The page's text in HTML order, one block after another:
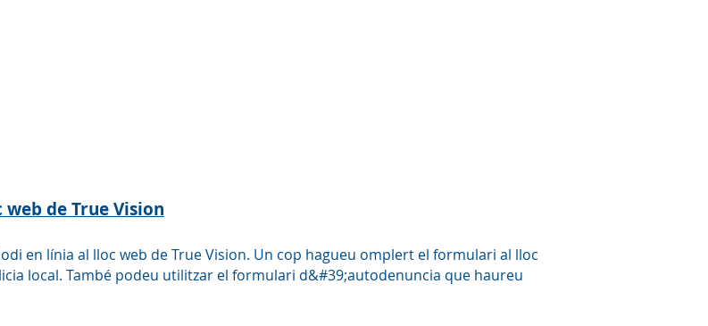
web de True Vision
en línia al lloc web de True Vision. Un cop hagueu omplert el formulari al lloc
local. També podeu utilitzar el formulari d&#39;autodenuncia que haureu